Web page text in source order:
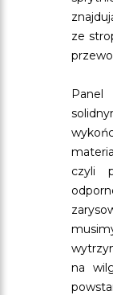
ze
Panel
czyli
na